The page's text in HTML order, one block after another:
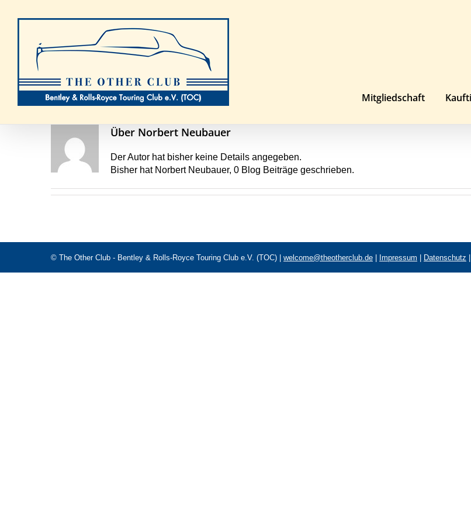
Inhalt
Mitgliedschaft
Über Norbert Neubauer
Der Autor hat bisher keine Details angegeben.
Bisher hat Norbert Neubauer, 0 Blog Beiträge geschrieben.
© The Other Club - Bentley & Rolls-Royce Touring Club e.V. (TOC) | welcome@theotherclub.de Impressum Datenschutz